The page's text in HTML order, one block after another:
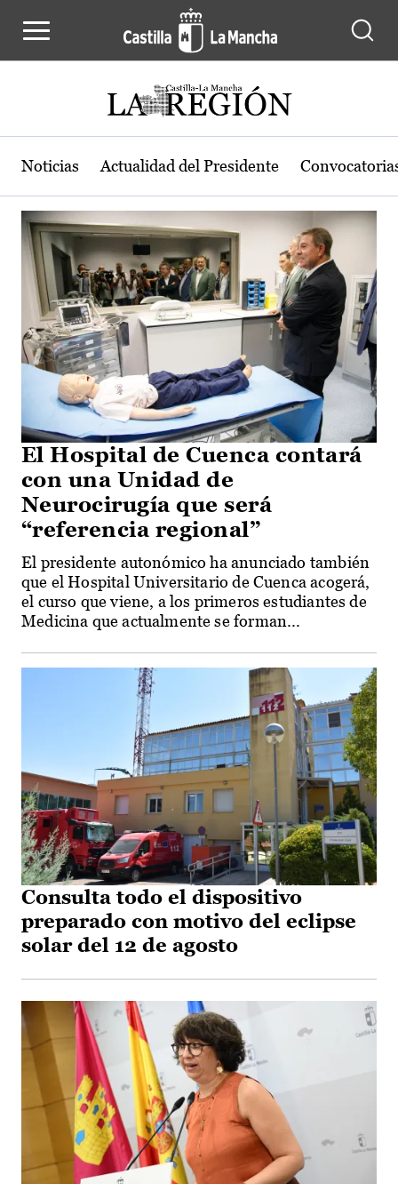
Actualidad de la región de Castilla-
Noticias Actualidad del Presidente
El Hospital de Cuenca contará
con una Unidad de
Neurocirugía que será
“referencia regional”
El presidente autonómico ha anunciado también
que el Hospital Universitario de Cuenca acogerá,
el curso que viene, a los primeros estudiantes de
Medicina que actualmente se forman...
Consulta todo el dispositivo
preparado con motivo del eclipse
solar del 12 de agosto